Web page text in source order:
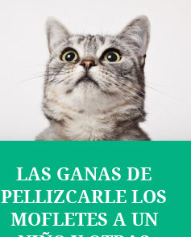
LAS GANAS DE
PELLIZCARLE LOS
MOFLETES A UN